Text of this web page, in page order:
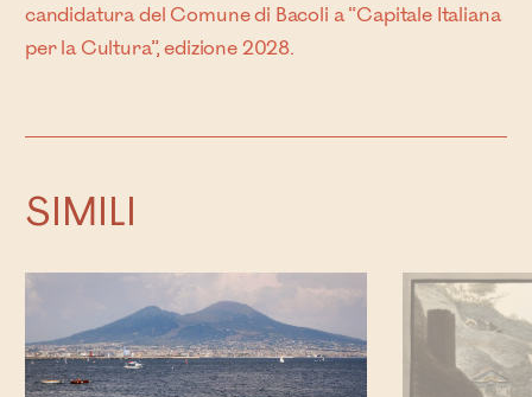
candidatura del Comune di Bacoli a “Capitale Italiana
per la Cultura”, edizione 2028.
SIMILI